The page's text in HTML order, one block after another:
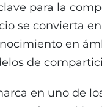
para la
se convierta
en
de
en uno de